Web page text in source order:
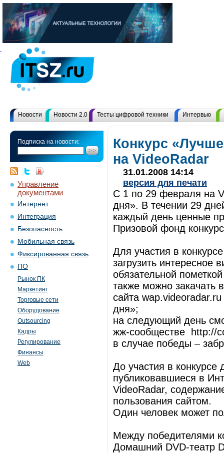
Новости Новости 2.0 Тесты цифровой техники Интервью
Подписка на новости:
Управление
документами
Интернет
Интеграция
Безопасность
Мобильная связь
Фиксированная связь
ПО
Рынок ПК
Маркетинг
Торговые сети
Оборудование
Outsourcing
Кадры
Регулирование
Финансы
Web
Конкурс
на VideoRadar
31.01.2008 14:14
версия для печати
С 1 по 29 февраля на
дня». В течении 29
каждый день ценные
Призовой фонд
Для участия в
загрузить интересное
обязательной
также можно закачать
сайта
дня»;
на следующий день
жж-сообществе http://
в случае победы –
До участия в конкурсе
публиковавшиеся в
VideoRadar,
пользования сайтом.
Один человек может
Между победителями
Домашний DVD-театр